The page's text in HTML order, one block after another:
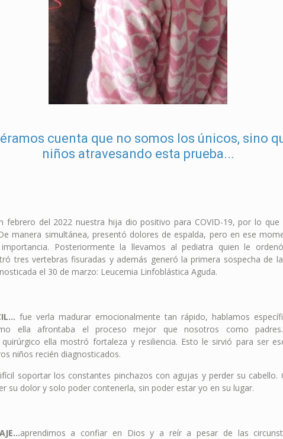
cuenta que no somos los únicos, sino
niños atravesando esta prueba...
febrero del 2022 nuestra hija dio positivo para COVID-19, por lo que
manera simultánea, presentó dolores de espalda, pero en ese
Posteriormente la llevamos al pediatra quien le
tres vertebras fisuradas y además generó la primera sospecha de
el 30 de marzo: Leucemia Linfoblástica Aguda.
fue verla madurar emocionalmente tan rápido, hablamos
ella afrontaba el proceso mejor que nosotros como
ella mostró fortaleza y resiliencia. Esto le sirvió para ser
niños recién diagnosticados.
soportar los constantes pinchazos con agujas y perder su cabello.
su dolor y solo poder contenerla, sin poder estar yo en su lugar.
aprendimos a confiar en Dios y a reír a pesar de las